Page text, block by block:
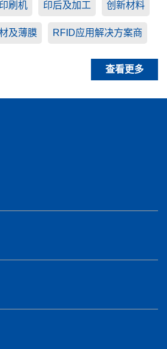
刷机 印后及加工 创新材料
及薄膜 RFID应用解决方案商
查看更多